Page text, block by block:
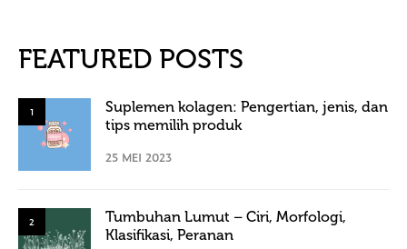
FEATURED POSTS
1
Suplemen kolagen: Pengertian, jenis, dan
tips memilih produk
25 MEI 2023
2
Tumbuhan Lumut – Ciri, Morfologi,
Klasifikasi, Peranan